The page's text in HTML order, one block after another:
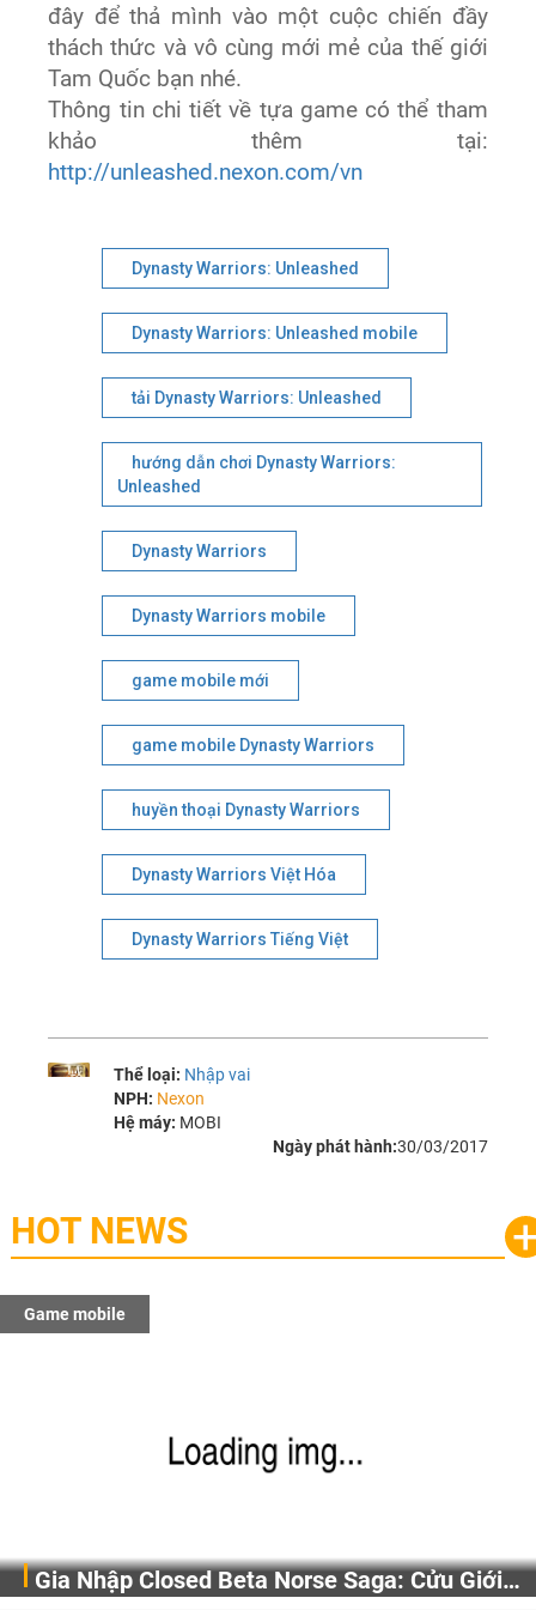
đây để thả mình vào một cuộc chiến đầy
thách thức và vô cùng mới mẻ của thế giới
Tam Quốc bạn nhé.
Thông tin chi tiết về tựa game có thể tham
khảo thêm tại:
http://unleashed.nexon.com/vn
Dynasty Warriors: Unleashed
Dynasty Warriors: Unleashed mobile
tải Dynasty Warriors: Unleashed
hướng dẫn chơi Dynasty Warriors:
Unleashed
Dynasty Warriors
Dynasty Warriors mobile
game mobile mới
game mobile Dynasty Warriors
huyền thoại Dynasty Warriors
Dynasty Warriors Việt Hóa
Dynasty Warriors Tiếng Việt
Thể loại: Nhập vai
NPH: Nexon
Hệ máy: MOBI
Ngày phát hành:30/03/2017
HOT NEWS
Game mobile
Gia Nhập Closed Beta Norse Saga: Cửu Giới